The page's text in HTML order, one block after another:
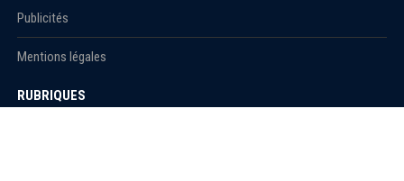
Publicités
Mentions légales
RUBRIQUES